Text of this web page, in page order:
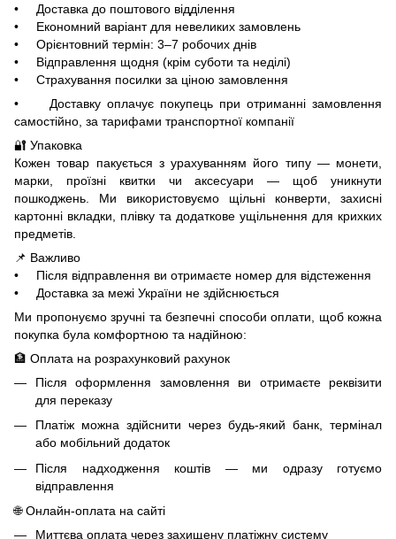
• Доставка до поштового відділення
• Економний варіант для невеликих замовлень
• Орієнтовний термін: 3–7 робочих днів
• Відправлення щодня (крім суботи та неділі)
• Страхування посилки за ціною замовлення
• Доставку оплачує покупець при отриманні замовлення
самостійно, за тарифами транспортної компанії
🔐 Упаковка
Кожен товар пакується з урахуванням його типу — монети,
марки, проїзні квитки чи аксесуари — щоб уникнути
пошкоджень. Ми використовуємо щільні конверти, захисні
картонні вкладки, плівку та додаткове ущільнення для крихких
предметів.
📌 Важливо
• Після відправлення ви отримаєте номер для відстеження
• Доставка за межі України не здійснюється
Ми пропонуємо зручні та безпечні способи оплати, щоб кожна
покупка була комфортною та надійною:
🏦 Оплата на розрахунковий рахунок
Після оформлення замовлення ви отримаєте реквізити
для переказу
Платіж можна здійснити через будь-який банк, термінал
або мобільний додаток
Після надходження коштів — ми одразу готуємо
відправлення
🌐 Онлайн-оплата на сайті
Миттєва оплата через захищену платіжну систему